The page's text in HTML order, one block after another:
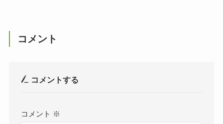
コメント
コメントする
コメント ※